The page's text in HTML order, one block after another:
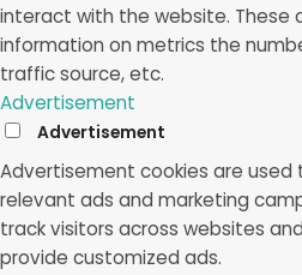
interact with the website. These
information on metrics the
traffic source, etc.
Advertisement
Advertisement
Advertisement cookies are used
relevant ads and marketing
track visitors across websites
provide customized ads.